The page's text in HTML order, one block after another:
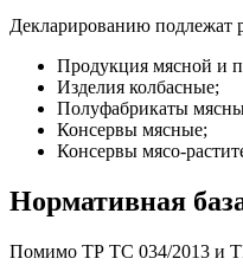
Декларированию подлежат
Продукция мясной и
Изделия колбасные;
Полуфабрикаты
Консервы мясные;
Консервы мясо-
Нормативная
Помимо ТР ТС 034/2013 и